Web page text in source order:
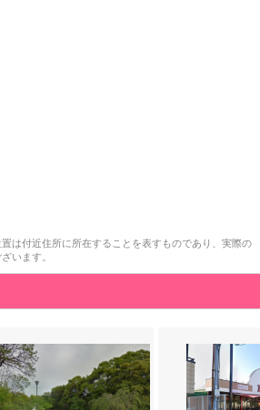
は付近住所に所在することを表すものであり、実際の
います。